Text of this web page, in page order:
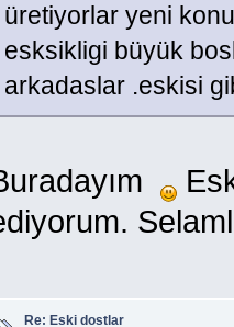
üretiyorlar yeni
esksikligi büyük
arkadaslar .eskisi
Re: Eski dostlar